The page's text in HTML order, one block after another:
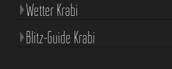
Wetter Krabi
Blitz-Guide Krabi